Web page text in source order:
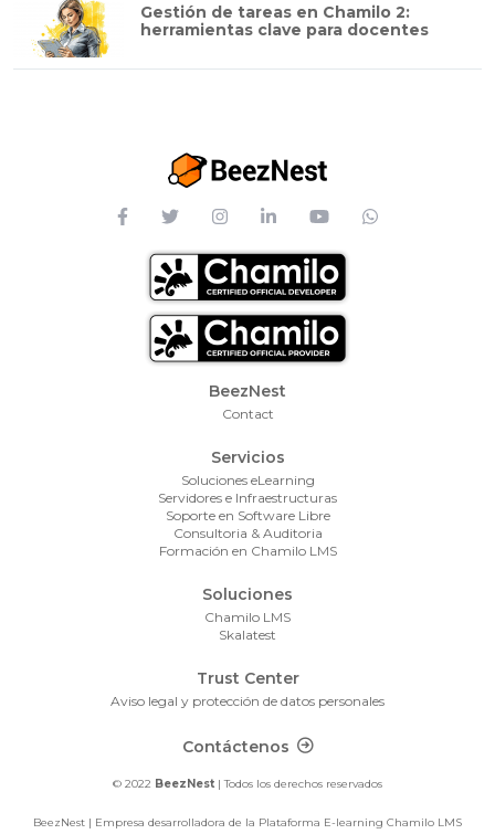
Gestión de tareas en Chamilo 2:
herramientas clave para docentes
Footer Menu
BeezNest
Contact
Servicios
Soluciones eLearning
Servidores e Infraestructuras
Soporte en Software Libre
Consultoria & Auditoria
Formación en Chamilo LMS
Soluciones
Chamilo LMS
Skalatest
Trust Center
Aviso legal y protección de datos personales
Footer ContactContáctenos
© 2022 BeezNest | Todos los derechos reservados
BeezNest | Empresa desarrolladora de la Plataforma E-learning Chamilo LMS